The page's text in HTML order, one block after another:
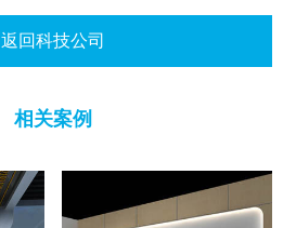
返回科技公司
相关案例